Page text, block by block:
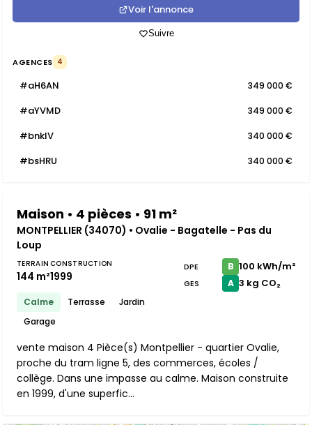
Voir l'annonce
Suivre
AGENCES 4
#aH6AN 349 000 €
#aYVMD 349 000 €
#bnkIV 340 000 €
#bsHRU 340 000 €
Maison • 4 pièces • 91 m²
MONTPELLIER (34070) • Ovalie - Bagatelle - Pas du
Loup
TERRAIN
144 m²
CONSTRUCTION
1999
Calme Terrasse
Jardin
Garage
DPE B 100 kWh/m²
GES A 3 kg CO₂
vente maison 4 Pièce(s) Montpellier - quartier Ovalie,
proche du tram ligne 5, des commerces, écoles /
collège. Dans une impasse au calme. Maison construite
en 1999, d'une superfic...